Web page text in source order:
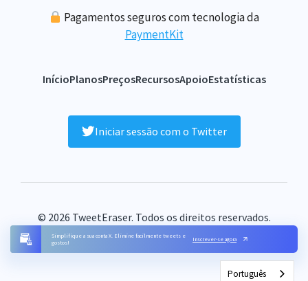
Simplifique a sua conta X. Elimine facilmente tweets e
gostos!
Inscrever-se agora
Pagamentos seguros com tecnologia da
PaymentKit
InícioPlanosPreçosRecursosApoioEstatísticas
Iniciar sessão com o Twitter
© 2026 TweetEraser. Todos os direitos reservados.
Condições Privacidade
Português